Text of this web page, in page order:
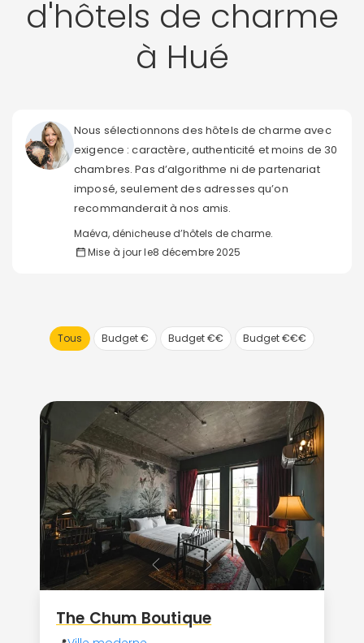
d'hôtels de charme
à Hué
Nous sélectionnons des hôtels de charme avec
exigence : caractère, authenticité et moins de 30
chambres. Pas d’algorithme ni de partenariat
imposé, seulement des adresses qu’on
recommanderait à nos amis.
Maéva, dénicheuse d’hôtels de charme.
Mise à jour le8 décembre 2025
Tous Budget € Budget €€ Budget €€€
The Chum Boutique